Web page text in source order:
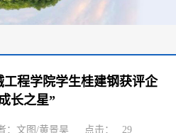
工程学院学生桂建钢获评企
长之星”
：文图/黄景昊 点击： 29